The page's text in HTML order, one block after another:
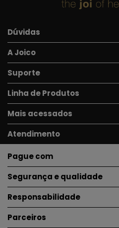
Dúvidas
A Joico
Suporte
Linha de Produtos
Mais acessados
Atendimento
Pague com
Segurança e qualidade
Responsabilidade
Parceiros